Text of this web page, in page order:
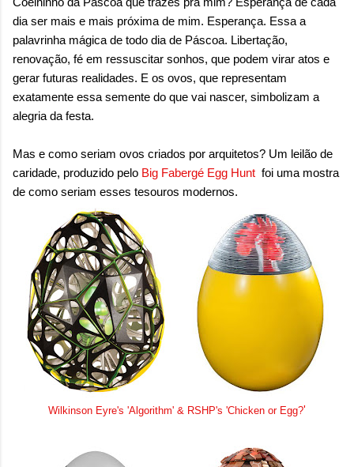
dia ser mais e mais próxima de mim. Esperança. Essa a
palavrinha mágica de todo dia de Páscoa. Libertação,
renovação, fé em ressuscitar sonhos, que podem virar atos e
gerar futuras realidades. E os ovos, que representam
exatamente essa semente do que vai nascer, simbolizam a
alegria da festa.
Mas e como seriam ovos criados por arquitetos? Um leilão de
caridade, produzido pelo Big Fabergé Egg Hunt foi uma mostra
de como seriam esses tesouros modernos.
Wilkinson Eyre's 'Algorithm' & RSHP's 'Chicken or Egg?'